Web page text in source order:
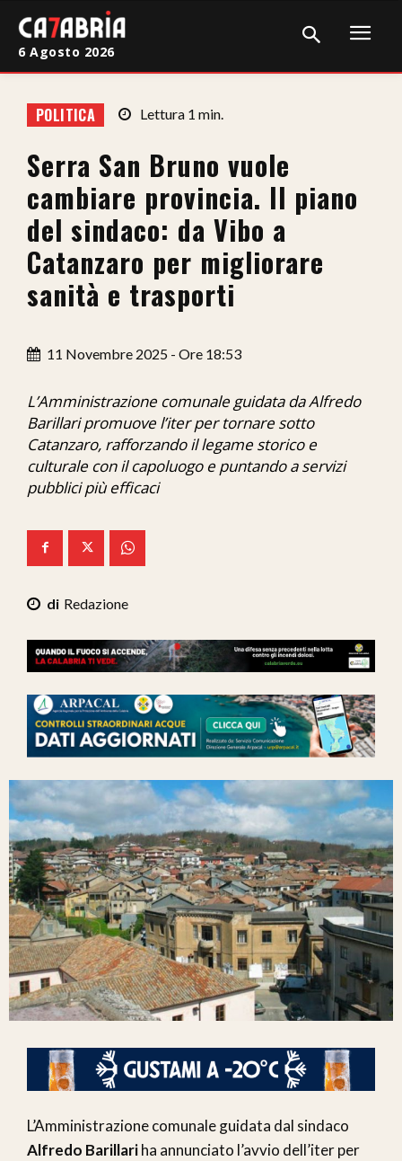
Cronaca
Giudiziaria
Politica
Sport
Attualità
Ita-Mondo
C7 Play
We Calabria
Mix Zone
6 Agosto 2026
POLITICA Lettura 1 min.
Serra San Bruno vuole
cambiare provincia. Il piano
del sindaco: da Vibo a
Catanzaro per migliorare
sanità e trasporti
11 Novembre 2025 - Ore 18:53
L’Amministrazione comunale guidata da Alfredo
Barillari promuove l’iter per tornare sotto
Catanzaro, rafforzando il legame storico e
culturale con il capoluogo e puntando a servizi
pubblici più efficaci
Redazione
L’Amministrazione comunale guidata dal sindaco
Alfredo Barillariha annunciato l’avvio dell’iter per